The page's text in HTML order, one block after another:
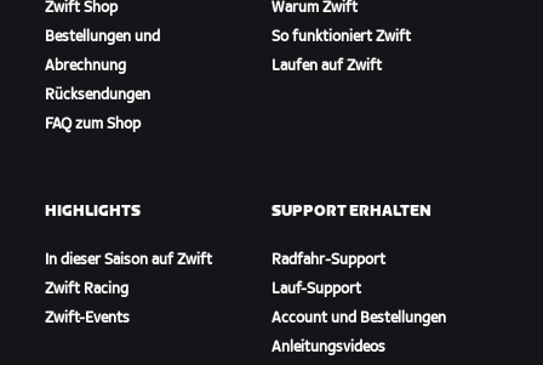
Zwift Shop
Bestellungen und
Abrechnung
Rücksendungen
FAQ zum Shop
Warum Zwift
So funktioniert Zwift
Laufen auf Zwift
HIGHLIGHTS
In dieser Saison auf Zwift
Zwift Racing
Zwift-Events
SUPPORT ERHALTEN
Radfahr-Support
Lauf-Support
Account und Bestellungen
Anleitungsvideos